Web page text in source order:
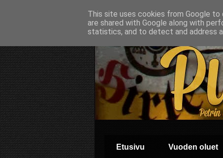
Etusivu Vuoden oluet
This site uses cookies from Google to
are shared with Google along with
statistics, and to detect and address